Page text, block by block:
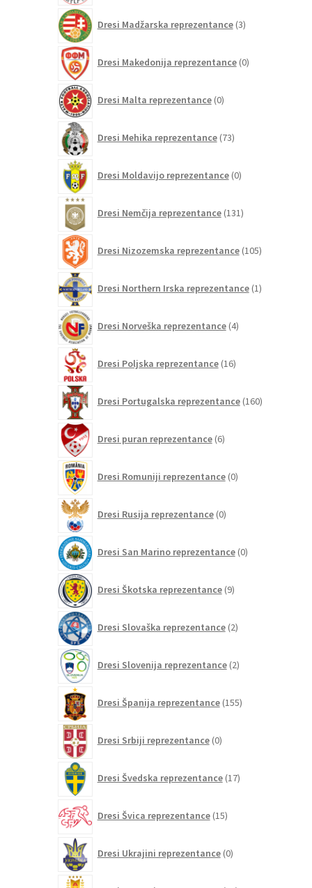
Dresi Madžarska reprezentance 3izdelki
Dresi Makedonija reprezentance 0izdelkov
Dresi Malta reprezentance 0izdelkov
Dresi Mehika reprezentance 73izdelkov
Dresi Moldavijo reprezentance 0izdelkov
Dresi Nemčija reprezentance 131izdelkov
Dresi Nizozemska reprezentance 105izdelkov
Dresi Northern Irska reprezentance 1izdelek
Dresi Norveška reprezentance 4izdelki
Dresi Poljska reprezentance 16izdelkov
Dresi Portugalska reprezentance 160izdelkov
Dresi puran reprezentance 6izdelkov
Dresi Romuniji reprezentance 0izdelkov
Dresi Rusija reprezentance 0izdelkov
Dresi San Marino reprezentance 0izdelkov
Dresi Škotska reprezentance 9izdelkov
Dresi Slovaška reprezentance 2izdelka
Dresi Slovenija reprezentance 2izdelka
Dresi Španija reprezentance 155izdelkov
Dresi Srbiji reprezentance 0izdelkov
Dresi Švedska reprezentance 17izdelkov
Dresi Švica reprezentance 15izdelkov
Dresi Ukrajini reprezentance 0izdelkov